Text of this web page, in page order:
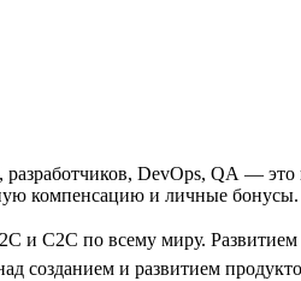
DevOps, QA —
компенсацию и личные бонусы.
и C2C по всему миру. Развитием
созданием и развитием